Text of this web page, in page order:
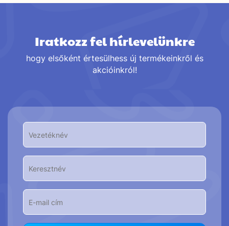
Iratkozz fel hírlevelünkre
hogy elsőként értesülhess új termékeinkről és
akcióinkról!